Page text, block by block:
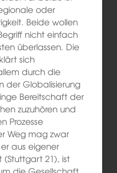
oder
Beide wollen
nicht einfach
überlassen. Die
sich
durch die
der Globalisierung
Bereitschaft der
zuzuhören und
Prozesse
Weg mag zwar
aus eigener
(Stuttgart 21), ist